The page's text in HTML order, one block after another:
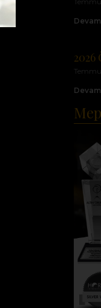
2026